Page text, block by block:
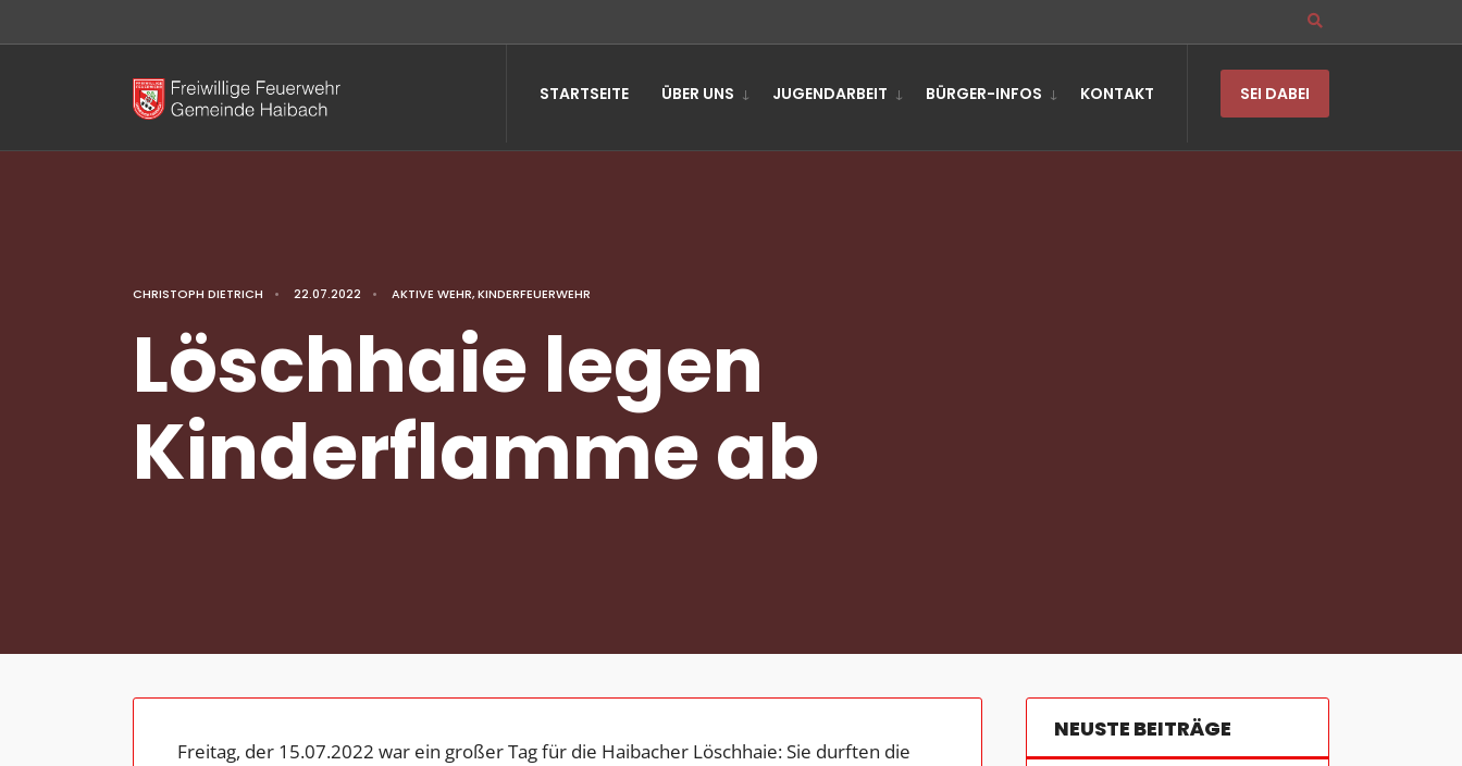
STARTSEITE ÜBER UNS JUGENDARBEIT BÜRGER-INFOS KONTAKT SEI DABEI
CHRISTOPH DIETRICH • 22.07.2022 • AKTIVE WEHR,KINDERFEUERWEHR
Löschhaie legen
Kinderflamme ab
Freitag, der 15.07.2022 war ein großer Tag für die Haibacher Löschhaie: Sie durften die
NEUSTE BEITRÄGE